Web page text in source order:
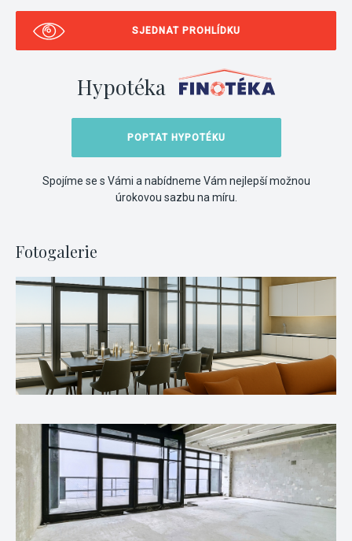
SJEDNAT PROHLÍDKU
Hypotéka
POPTAT HYPOTÉKU
Spojíme se s Vámi a nabídneme Vám nejlepší možnou
úrokovou sazbu na míru.
Fotogalerie